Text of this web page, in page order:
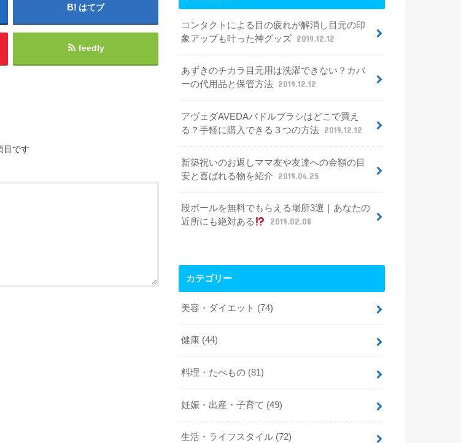
はてブ
feedly
目です
コンタクトによる目の疲れが解消し目元の印
象アップも叶った神グッズ 2019.12.12
あずきのチカラ目元用は洗濯できない？カバ
ーの代用品と保管方法 2019.12.12
アヴェダAVEDAパドルブラシはどこで買え
る？手軽に購入できる３つの方法 2019.12.12
新築祝いのお返しママ友や友達への金額の目
安と喜ばれる物を紹介
2019.04.25
段ボールを無料でもらえる場所3選｜あなたの
近所にも絶対ある
2019.02.08
カテゴリー
美容・ダイエット (74)
健康 (44)
料理・たべもの (81)
妊娠・出産・子育て (49)
生活・ライフスタイル (72)